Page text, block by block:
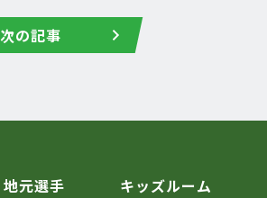
次の記事
地元選手
キッズルーム